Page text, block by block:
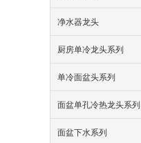
净水器龙头
厨房单冷龙头系列
单冷面盆头系列
面盆单孔冷热龙头系列
面盆下水系列